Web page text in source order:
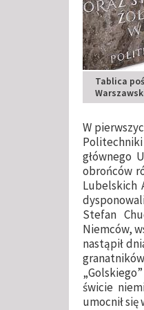
Tablica
W
głównego
obrońców
Lubelskich
Stefan
Niemców,
nastąpił
świcie
umocnił